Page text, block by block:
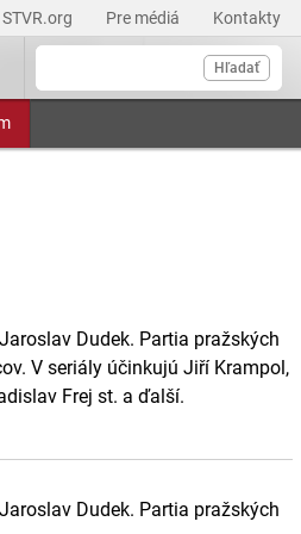
STVR.org Pre médiá Kontakty
Hľadať
Dudek. Partia pražských
V seriály účinkujú Jiří Krampol,
Frej st. a ďalší.
Dudek. Partia pražských